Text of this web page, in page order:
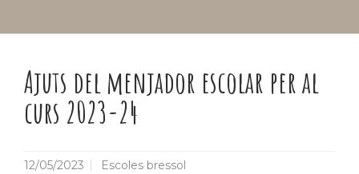
Ajuts del menjador escolar per al
curs 2023-24
12/05/2023 Escoles bressol